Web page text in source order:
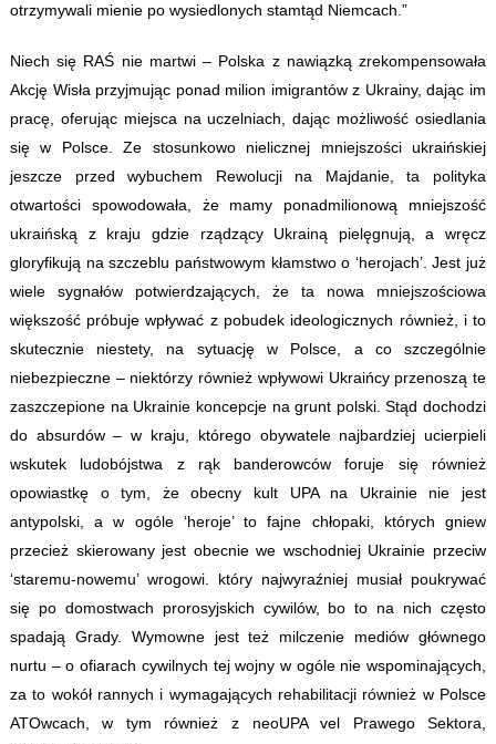
otrzymywali mienie po wysiedlonych stamtąd Niemcach.”
Niech się RAŚ nie martwi – Polska z nawiązką zrekompensowała
Akcję Wisła przyjmując ponad milion imigrantów z Ukrainy, dając im
pracę, oferując miejsca na uczelniach, dając możliwość osiedlania
się w Polsce. Ze stosunkowo nielicznej mniejszości ukraińskiej
jeszcze przed wybuchem Rewolucji na Majdanie, ta polityka
otwartości spowodowała, że mamy ponadmilionową mniejszość
ukraińską z kraju gdzie rządzący Ukrainą pielęgnują, a wręcz
gloryfikują na szczeblu państwowym kłamstwo o ‘herojach’. Jest już
wiele sygnałów potwierdzających, że ta nowa mniejszościowa
większość próbuje wpływać z pobudek ideologicznych również, i to
skutecznie niestety, na sytuację w Polsce, a co szczególnie
niebezpieczne – niektórzy również wpływowi Ukraińcy przenoszą te
zaszczepione na Ukrainie koncepcje na grunt polski. Stąd dochodzi
do absurdów – w kraju, którego obywatele najbardziej ucierpieli
wskutek ludobójstwa z rąk banderowców foruje się również
opowiastkę o tym, że obecny kult UPA na Ukrainie nie jest
antypolski, a w ogóle ‘heroje’ to fajne chłopaki, których gniew
przecież skierowany jest obecnie we wschodniej Ukrainie przeciw
‘staremu-nowemu’ wrogowi. który najwyraźniej musiał poukrywać
się po domostwach prorosyjskich cywilów, bo to na nich często
spadają Grady. Wymowne jest też milczenie mediów głównego
nurtu – o ofiarach cywilnych tej wojny w ogóle nie wspominających,
za to wokół rannych i wymagających rehabilitacji również w Polsce
ATOwcach, w tym również z neoUPA vel Prawego Sektora,